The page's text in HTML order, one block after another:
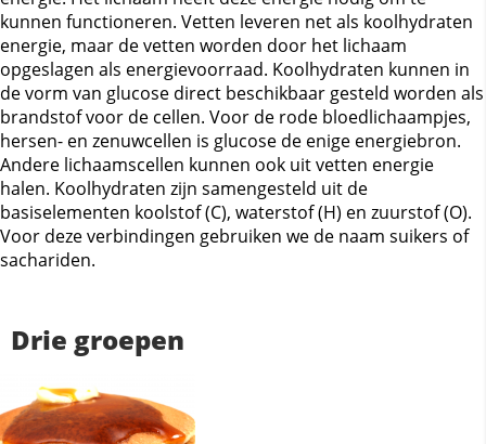
kunnen functioneren. Vetten leveren net als koolhydraten
energie, maar de vetten worden door het lichaam
opgeslagen als energievoorraad. Koolhydraten kunnen in
de vorm van glucose direct beschikbaar gesteld worden als
brandstof voor de cellen. Voor de rode bloedlichaampjes,
hersen- en zenuwcellen is glucose de enige energiebron.
Andere lichaamscellen kunnen ook uit vetten energie
halen. Koolhydraten zijn samengesteld uit de
basiselementen koolstof (C), waterstof (H) en zuurstof (O).
Voor deze verbindingen gebruiken we de naam suikers of
sachariden.
Drie groepen